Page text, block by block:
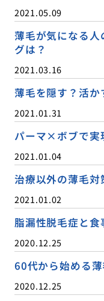
2021.05.09
薄毛が気になる
グは？
2021.03.16
薄毛を隠す？活
2021.01.31
パーマ×ボブで実
2021.01.04
治療以外の薄毛対
2021.01.02
脂漏性脱毛症と
2020.12.25
60代から始める
2020.12.25